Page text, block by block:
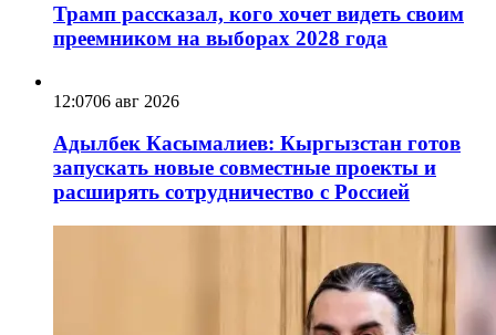
Трамп рассказал, кого хочет видеть своим
преемником на выборах 2028 года
12:0706 авг 2026
Адылбек Касымалиев: Кыргызстан готов
запускать новые совместные проекты и
расширять сотрудничество с Россией